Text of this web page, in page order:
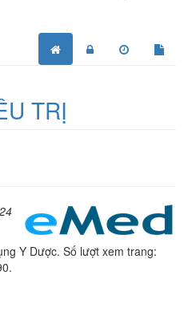
TRỊ
Y Dược. Số lượt xem trang: